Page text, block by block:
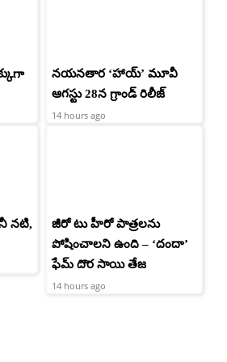
నయనతార ‘హాయ్’ మూవీ
ఆగస్టు 28న గ్రాండ్ రిలీజ్
14 hours ago
నటి,
జీరో టు హీరో పాత్రలను
పోషించాలని ఉంది – ‘దందా’
ఫేమ్ దొర సాయి తేజ
14 hours ago